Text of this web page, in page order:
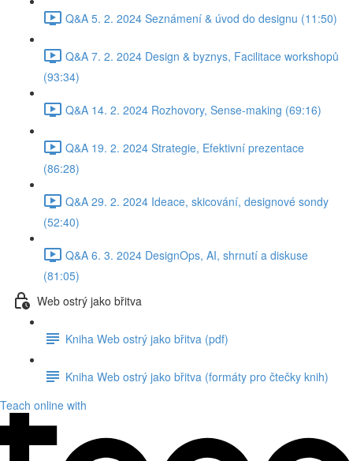
Q&A 5. 2. 2024 Seznámení & úvod do designu (11:50)
Q&A 7. 2. 2024 Design & byznys, Facilitace workshopů
(93:34)
Q&A 14. 2. 2024 Rozhovory, Sense-making (69:16)
Q&A 19. 2. 2024 Strategie, Efektivní prezentace
(86:28)
Q&A 29. 2. 2024 Ideace, skicování, designové sondy
(52:40)
Q&A 6. 3. 2024 DesignOps, AI, shrnutí a diskuse
(81:05)
Web ostrý jako břitva
Kniha Web ostrý jako břitva (pdf)
Kniha Web ostrý jako břitva (formáty pro čtečky knih)
Teach online with